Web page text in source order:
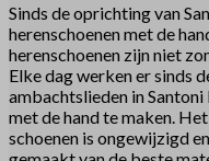
Sinds de oprichting van
herenschoenen met de
herenschoenen zijn niet
Elke dag werken er sinds
ambachtslieden in
met de hand te maken.
schoenen is ongewijzigd